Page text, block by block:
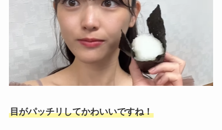
目がパッチリしてかわいいですね！